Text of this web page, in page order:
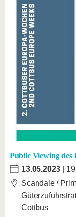
Public Viewing des
13.05.2023 |
Scandale /
Cottbus